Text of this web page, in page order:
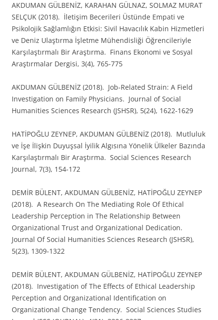
AKDUMAN GÜLBENİZ, KARAHAN GÜLNAZ, SOLMAZ MURAT
SELÇUK (2018). İletişim Becerileri Üstünde Empati ve
Psikolojik Sağlamlığın Etkisi: Sivil Havacılık Kabin Hizmetleri
ve Deniz Ulaştırma İşletme Mühendisliği Öğrencileriyle
Karşılaştırmalı Bir Araştırma. Finans Ekonomi ve Sosyal
Araştırmalar Dergisi, 3(4), 765-775
AKDUMAN GÜLBENİZ (2018). Job-Related Strain: A Field
Investigation on Family Physicians. Journal of Social
Humanities Sciences Research (JSHSR), 5(24), 1622-1629
HATİPOĞLU ZEYNEP, AKDUMAN GÜLBENİZ (2018). Mutluluk
ve İşe İlişkin Duyuşsal İyilik Algısına Yönelik Ülkeler Bazında
Karşılaştırmalı Bir Araştırma. Social Sciences Research
Journal, 7(3), 154-172
DEMİR BÜLENT, AKDUMAN GÜLBENİZ, HATİPOĞLU ZEYNEP
(2018). A Research On The Mediating Role Of Ethical
Leadership Perception in The Relationship Between
Organizational Trust and Organizational Dedication.
Journal Of Social Humanities Sciences Research (JSHSR),
5(23), 1309-1322
DEMİR BÜLENT, AKDUMAN GÜLBENİZ, HATİPOĞLU ZEYNEP
(2018). Investigation of The Effects of Ethical Leadership
Perception and Organizational Identification on
Organizational Change Tendency. Social Sciences Studies